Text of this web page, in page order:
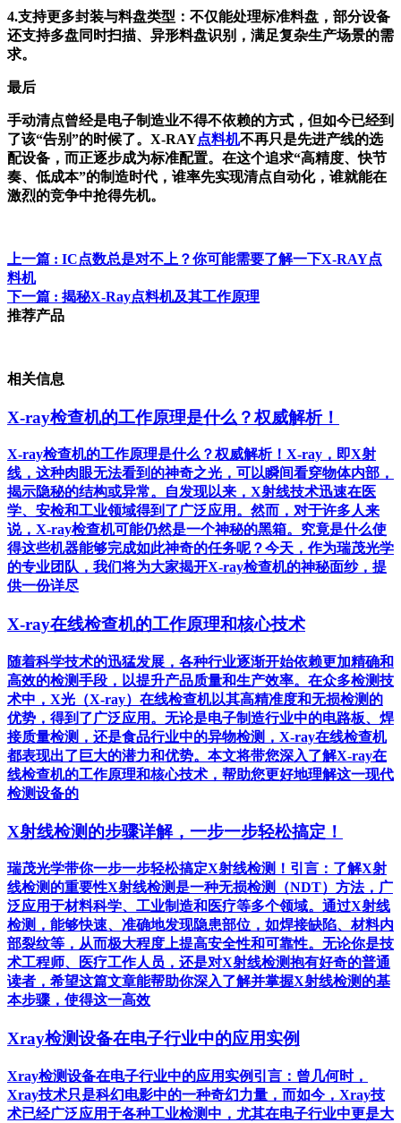
4.支持更多封装与料盘类型 ：不仅能处理标准料盘，部分设备
还支持多盘同时扫描、异形料盘识别，满足复杂生产场景的需
求。
最后
手动清点曾经是电子制造业不得不依赖的方式，但如今已经到
了该“告别”的时候了。X-RAY点料机不再只是先进产线的选
配设备，而正逐步成为标准配置。在这个追求“高精度、快节
奏、低成本”的制造时代，谁率先实现清点自动化，谁就能在
激烈的竞争中抢得先机。
上一篇 : IC点数总是对不上？你可能需要了解一下X-RAY点
料机
下一篇 : 揭秘X-Ray点料机及其工作原理
推荐产品
相关信息
X-ray检查机的工作原理是什么？权威解析！
X-ray检查机的工作原理是什么？权威解析！X-ray，即X射
线，这种肉眼无法看到的神奇之光，可以瞬间看穿物体内部，
揭示隐秘的结构或异常。自发现以来，X射线技术迅速在医
学、安检和工业领域得到了广泛应用。然而，对于许多人来
说，X-ray检查机可能仍然是一个神秘的黑箱。究竟是什么使
得这些机器能够完成如此神奇的任务呢？今天，作为瑞茂光学
的专业团队，我们将为大家揭开X-ray检查机的神秘面纱，提
供一份详尽
X-ray在线检查机的工作原理和核心技术
随着科学技术的迅猛发展，各种行业逐渐开始依赖更加精确和
高效的检测手段，以提升产品质量和生产效率。在众多检测技
术中，X光（X-ray）在线检查机以其高精准度和无损检测的
优势，得到了广泛应用。无论是电子制造行业中的电路板、焊
接质量检测，还是食品行业中的异物检测，X-ray在线检查机
都表现出了巨大的潜力和优势。本文将带您深入了解X-ray在
线检查机的工作原理和核心技术，帮助您更好地理解这一现代
检测设备的
X射线检测的步骤详解，一步一步轻松搞定！
瑞茂光学带你一步一步轻松搞定X射线检测！引言：了解X射
线检测的重要性X射线检测是一种无损检测（NDT）方法，广
泛应用于材料科学、工业制造和医疗等多个领域。通过X射线
检测，能够快速、准确地发现隐患部位，如焊接缺陷、材料内
部裂纹等，从而极大程度上提高安全性和可靠性。无论你是技
术工程师、医疗工作人员，还是对X射线检测抱有好奇的普通
读者，希望这篇文章能帮助你深入了解并掌握X射线检测的基
本步骤，使得这一高效
Xray检测设备在电子行业中的应用实例
Xray检测设备在电子行业中的应用实例引言：曾几何时，
Xray技术只是科幻电影中的一种奇幻力量，而如今，Xray技
术已经广泛应用于各种工业检测中，尤其在电子行业中更是大